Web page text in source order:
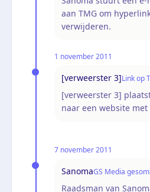
aan TMG om
verwijderen.
1 november 2011
[verweerster 3]Link op
[verweerster 3]
naar een website met
7 november 2011
SanomaGS Media
Raadsman van